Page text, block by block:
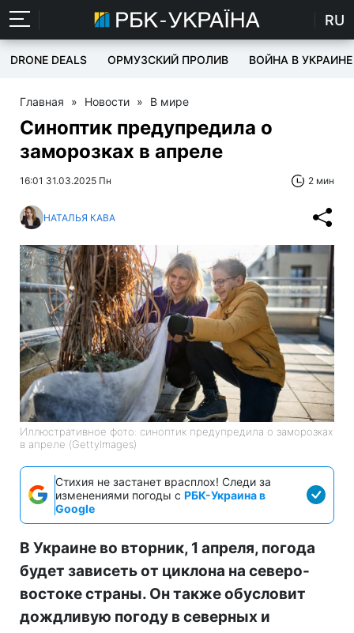
RU
DRONE DEALS ОРМУЗСКИЙ ПРОЛИВ ВОЙНА В УКРАИНЕ
Главная » Новости » В мире
Синоптик предупредила о
заморозках в апреле
16:01 31.03.2025 Пн 2 мин
НАТАЛЬЯ КАВА
Иллюстративное фото: синоптик предупредила о заморозках
в апреле (GettyImagеs)
Стихия не застанет врасплох! Следи за
изменениями погоды с РБК-Украина в
Google
В Украине во вторник, 1 апреля, погода
будет зависеть от циклона на северо-
востоке страны. Он также обусловит
дождливую погоду в северных и